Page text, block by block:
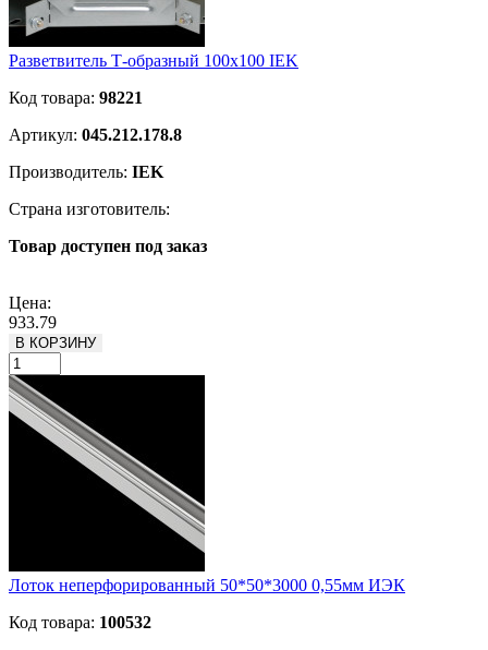
Разветвитель Т-образный 100х100 IEK
Код товара: 98221
Артикул: 045.212.178.8
Производитель: IEK
Страна изготовитель:
Товар доступен под заказ
Цена:
933.79
В КОРЗИНУ
Лоток неперфорированный 50*50*3000 0,55мм ИЭК
Код товара: 100532